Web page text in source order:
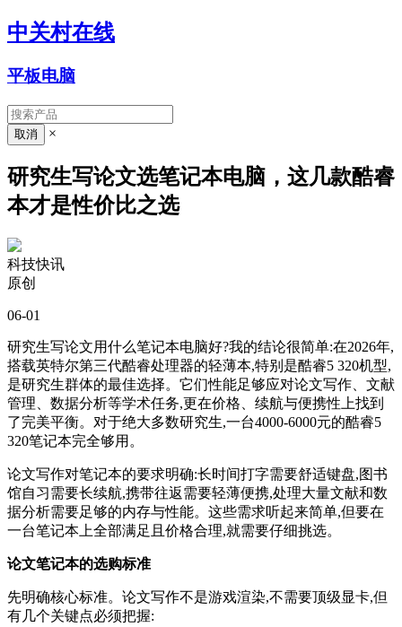
中关村在线
平板电脑
×
研究生写论文选笔记本电脑，这几款酷睿
本才是性价比之选
科技快讯
原创
06-01
研究生写论文用什么笔记本电脑好?我的结论很简单:在2026年,
搭载英特尔第三代酷睿处理器的轻薄本,特别是酷睿5 320机型,
是研究生群体的最佳选择。它们性能足够应对论文写作、文献
管理、数据分析等学术任务,更在价格、续航与便携性上找到
了完美平衡。对于绝大多数研究生,一台4000-6000元的酷睿5
320笔记本完全够用。
论文写作对笔记本的要求明确:长时间打字需要舒适键盘,图书
馆自习需要长续航,携带往返需要轻薄便携,处理大量文献和数
据分析需要足够的内存与性能。这些需求听起来简单,但要在
一台笔记本上全部满足且价格合理,就需要仔细挑选。
论文笔记本的选购标准
先明确核心标准。论文写作不是游戏渲染,不需要顶级显卡,但
有几个关键点必须把握: